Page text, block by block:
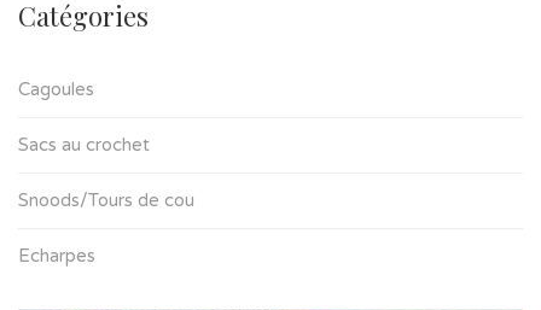
Catégories
Cagoules
Sacs au crochet
Snoods/Tours de cou
Echarpes